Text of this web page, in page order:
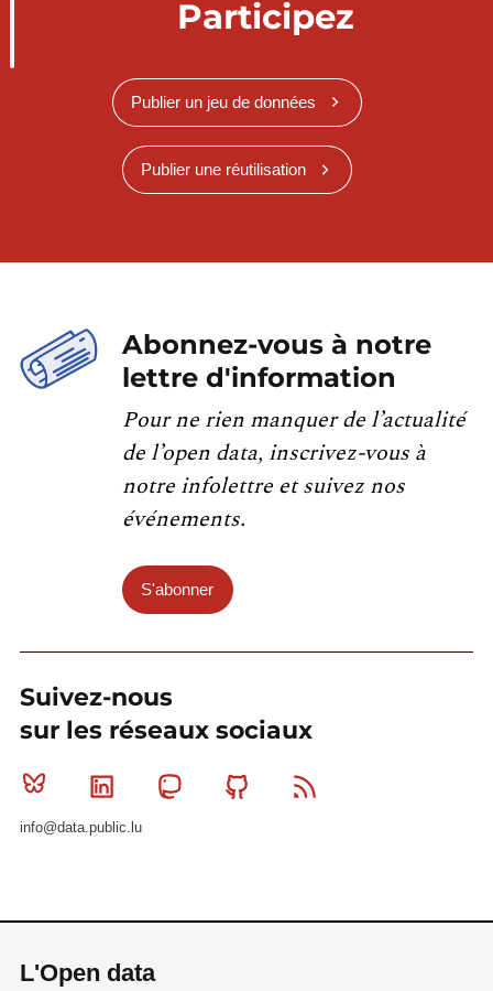
Participez
Publier un jeu de données
Publier une réutilisation
Abonnez-vous à notre
lettre d'information
Pour ne rien manquer de l’actualité
de l’open data, inscrivez-vous à
notre infolettre et suivez nos
événements.
S'abonner
Suivez-nous
sur les réseaux sociaux
Bluesky Linkedin MastodonGithub
info@data.public.lu
L'Open data